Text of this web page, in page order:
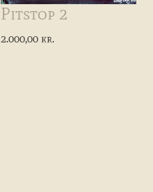
Pitstop 2
2.000,00 kr.